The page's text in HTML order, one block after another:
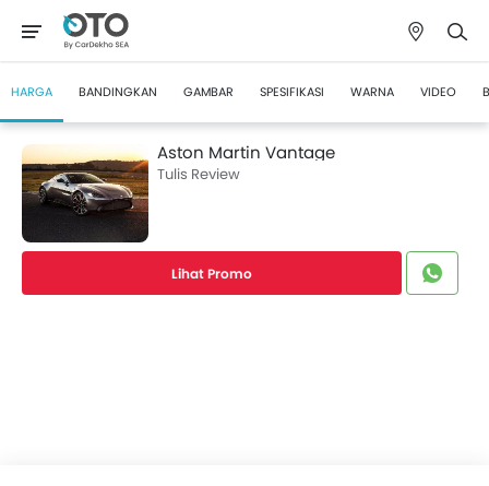
HARGA BANDINGKAN GAMBAR SPESIFIKASI WARNA VIDEO
Aston Martin Vantage
Tulis Review
Lihat Promo